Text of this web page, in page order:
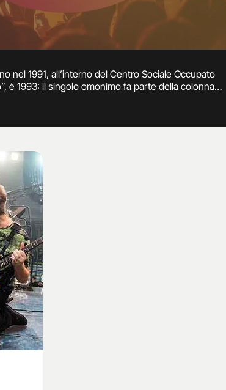
nel 1991, all’interno del Centro Sociale Occupato
è 1993: il singolo omonimo fa parte della colonna